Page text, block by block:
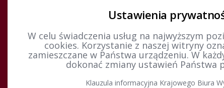
Ustawienia
W celu świadczenia usług na najwyższym
cookies. Korzystanie z naszej witryny
zamieszczane w Państwa urządzeniu. W
dokonać zmiany ustawień Państwa
Klauzula informacyjna Krajowego Biura